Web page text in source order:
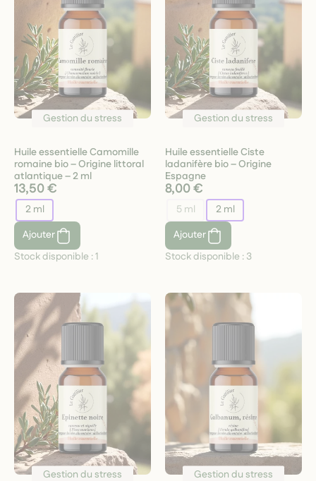
Gestion du stress
Huile essentielle Camomille
romaine bio – Origine littoral
atlantique – 2 ml
13,50 €
2 ml
Ajouter
Stock disponible :1
Gestion du stress
Huile essentielle Ciste
ladanifère bio – Origine
Espagne
8,00 €
5 ml
2 ml
Ajouter
Stock disponible : 3
Gestion du stress Gestion du stress